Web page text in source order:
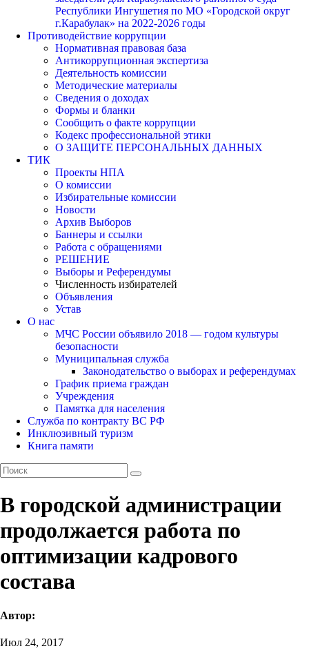
Республики Ингушетия по МО «Городской округ
г.Карабулак» на 2022-2026 годы
Противодействие коррупции
Нормативная правовая база
Антикоррупционная экспертиза
Деятельность комиссии
Методические материалы
Сведения о доходах
Формы и бланки
Сообщить о факте коррупции
Кодекс профессиональной этики
О ЗАЩИТЕ ПЕРСОНАЛЬНЫХ ДАННЫХ
ТИК
Проекты НПА
О комиссии
Избирательные комиссии
Новости
Архив Выборов
Баннеры и ссылки
Работа с обращениями
РЕШЕНИЕ
Выборы и Референдумы
Численность избирателей
Объявления
Устав
О нас
МЧС России объявило 2018 — годом культуры
безопасности
Муниципальная служба
Законодательство о выборах и референдумах
График приема граждан
Учреждения
Памятка для населения
Служба по контракту ВС РФ
Инклюзивный туризм
Книга памяти
В городской администрации
продолжается работа по
оптимизации кадрового
состава
Автор:
Июл 24, 2017